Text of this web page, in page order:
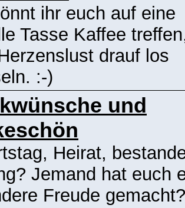
ihr euch auf eine
Tasse Kaffee
drauf los
:-)
und
Heirat,
Jemand hat euch
Freude